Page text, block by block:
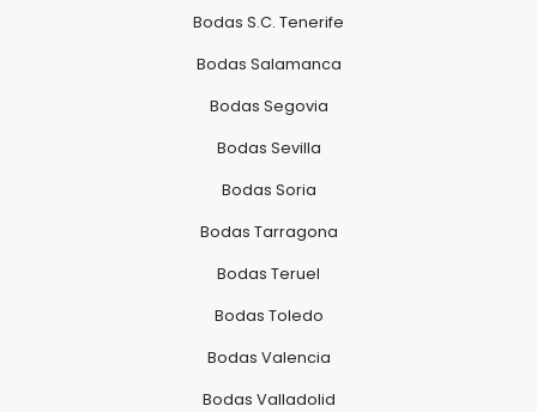
Bodas S.C. Tenerife
Bodas Salamanca
Bodas Segovia
Bodas Sevilla
Bodas Soria
Bodas Tarragona
Bodas Teruel
Bodas Toledo
Bodas Valencia
Bodas Valladolid